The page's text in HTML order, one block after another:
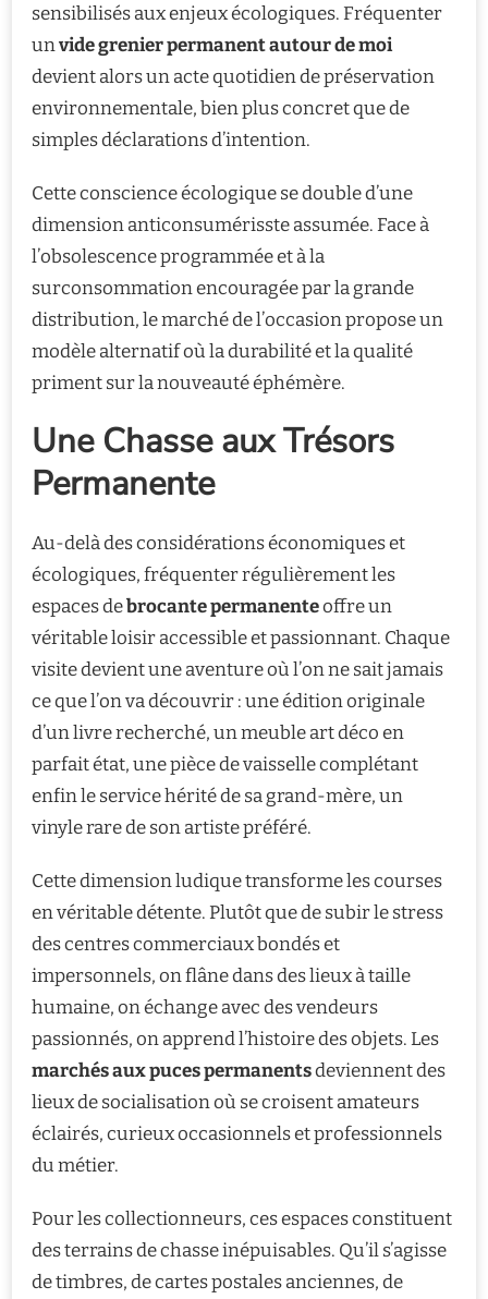
sensibilisés aux enjeux écologiques. Fréquenter
unvide grenier permanent autour de moi
devient alors un acte quotidien de préservation
environnementale, bien plus concret que de
simples déclarations d’intention.
Cette conscience écologique se double d’une
dimension anticonsumérisste assumée. Face à
l’obsolescence programmée et à la
surconsommation encouragée par la grande
distribution, le marché de l’occasion propose un
modèle alternatif où la durabilité et la qualité
priment sur la nouveauté éphémère.
Une Chasse aux Trésors
Permanente
Au-delà des considérations économiques et
écologiques, fréquenter régulièrement les
espaces debrocante permanenteoffre un
véritable loisir accessible et passionnant. Chaque
visite devient une aventure où l’on ne sait jamais
ce que l’on va découvrir : une édition originale
d’un livre recherché, un meuble art déco en
parfait état, une pièce de vaisselle complétant
enfin le service hérité de sa grand-mère, un
vinyle rare de son artiste préféré.
Cette dimension ludique transforme les courses
en véritable détente. Plutôt que de subir le stress
des centres commerciaux bondés et
impersonnels, on flâne dans des lieux à taille
humaine, on échange avec des vendeurs
passionnés, on apprend l’histoire des objets. Les
marchés aux puces permanentsdeviennent des
lieux de socialisation où se croisent amateurs
éclairés, curieux occasionnels et professionnels
du métier.
Pour les collectionneurs, ces espaces constituent
des terrains de chasse inépuisables. Qu’il s’agisse
de timbres, de cartes postales anciennes, de